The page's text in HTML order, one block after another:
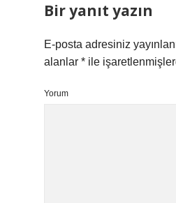
Bir yanıt yazın
E-posta adresiniz
alanlar * ile
Yorum